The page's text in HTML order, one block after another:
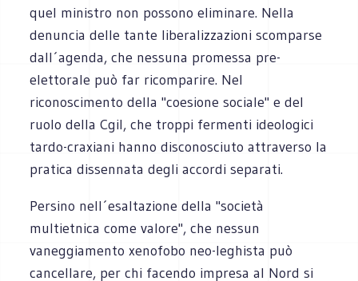
quel ministro non possono eliminare. Nella
denuncia delle tante liberalizzazioni scomparse
dall´agenda, che nessuna promessa pre-
elettorale può far ricomparire. Nel
riconoscimento della "coesione sociale" e del
ruolo della Cgil, che troppi fermenti ideologici
tardo-craxiani hanno disconosciuto attraverso la
pratica dissennata degli accordi separati.
Persino nell´esaltazione della "società
multietnica come valore", che nessun
vaneggiamento xenofobo neo-leghista può
cancellare, per chi facendo impresa al Nord si